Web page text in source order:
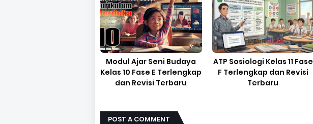
Modul Ajar Seni Budaya
Kelas 10 Fase E Terlengkap
dan Revisi Terbaru
ATP Sosiologi Kelas 11 Fase
F Terlengkap dan Revisi
Terbaru
POST A COMMENT